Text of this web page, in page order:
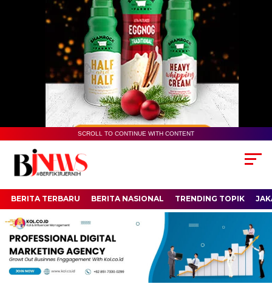
SCROLL TO CONTINUE WITH CONTENT
BERITA TERBARU BERITA NASIONAL TRENDING TOPIK